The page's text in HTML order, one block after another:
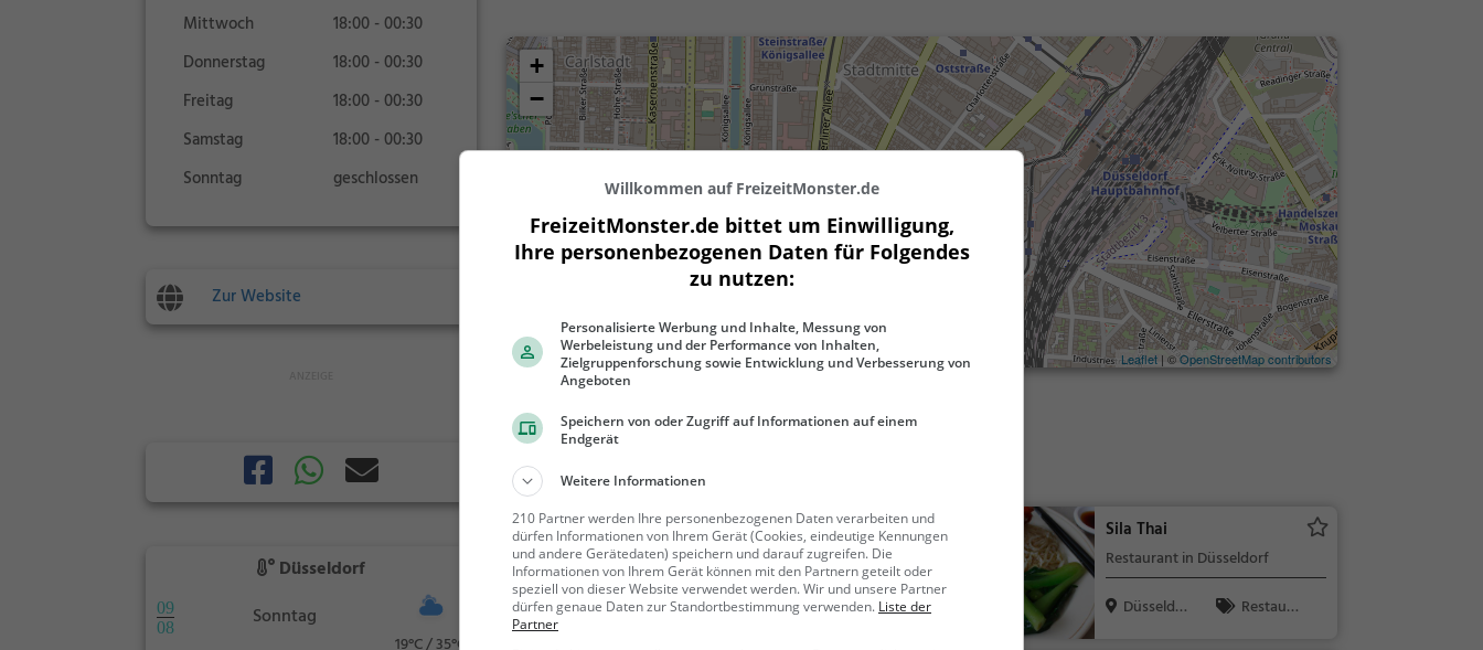
Mittwoch
18:00 - 00:30
Donnerstag
18:00 - 00:30
Freitag
18:00 - 00:30
Samstag
18:00 - 00:30
Sonntag
geschlossen
Zur Website
Düsseldorf
09
08
Sonntag
19°C / 35°C
+
−
200 m
500 ft
Leaflet | ©OpenStreetMap contributors
Gaststätten in der Nähe von
To1980
Vietnamesisches Restaurant in
Düsseldorf
Düsseldor
Restaura
Sila Thai
Restaurant in Düsseldorf
Düsseldor
Restaura
Willkommen auf FreizeitMonster.de
FreizeitMonster.de bittet um Einwilligung,
Ihre personenbezogenen Daten für Folgendes
zu nutzen:
Personalisierte Werbung und Inhalte, Messung von
Werbeleistung und der Performance von Inhalten,
Zielgruppenforschung sowie Entwicklung und Verbesserung von
Angeboten
Speichern von oder Zugriff auf Informationen auf einem
Endgerät
Weitere Informationen
210 Partner werden Ihre personenbezogenen Daten verarbeiten und
dürfen Informationen von Ihrem Gerät (Cookies, eindeutige Kennungen
und andere Gerätedaten) speichern und darauf zugreifen. Die
Informationen von Ihrem Gerät können mit den Partnern geteilt oder
speziell von dieser Website verwendet werden. Wir und unsere Partner
dürfen genaue Daten zur Standortbestimmung verwenden. Liste der
Partner